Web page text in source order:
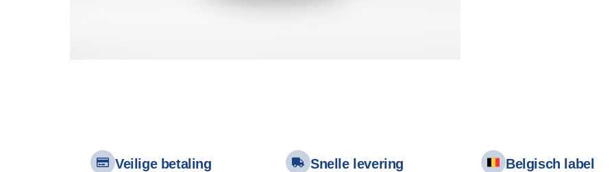
Veilige betaling Snelle levering Belgisch label